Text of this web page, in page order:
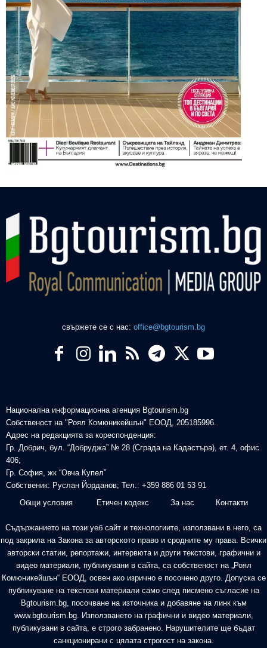
свържете се с нас: office@bgtourism.bg
Национална информационна агенция Bgtourism.bg
Собственост на "Роял Комюникейшън" ЕООД, 205185996.
Адрес на редакцията за кореспонденция:
Гр. Добрич, бул. “Добруджа” № 28 (Сграда на Кадастъра), ет. 4, офис
406;
Гр. София, жк “Овча Купел”
Собственик: Руслан Йорданов; Тел.: +359 886 01 53 91
Общи условия
Етичен кодекс За нас Контакти
Съдържанието на този уеб сайт и технологиите, използвани в него, са
под закрила на Закона за авторското право и сродните му права. Всички
авторски статии, репортажи, интервюта и други текстови, графични и
видео материали, публикувани в сайта, са собственост на „Роял
Комюникейшън“ ЕООД, освен ако изрично е посочено друго. Допуска се
публикуване на текстови материали само след писмено съгласие на
Bgtourism.bg, посочване на източника и добавяне на линк към
www.bgtourism.bg. Използването на графични и видео материали,
публикувани в сайта, е строго забранено. Нарушителите ще бъдат
санкционирани с цялата строгост на закона.